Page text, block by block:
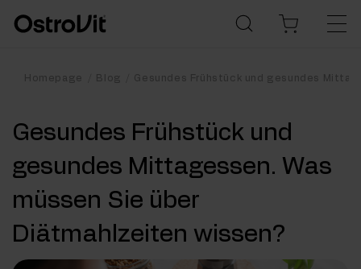
Homepage Blog Gesundes Frühstück und gesundes
Gesundes Frühstück und
gesundes Mittagessen. Was
müssen Sie über
Diätmahlzeiten wissen?